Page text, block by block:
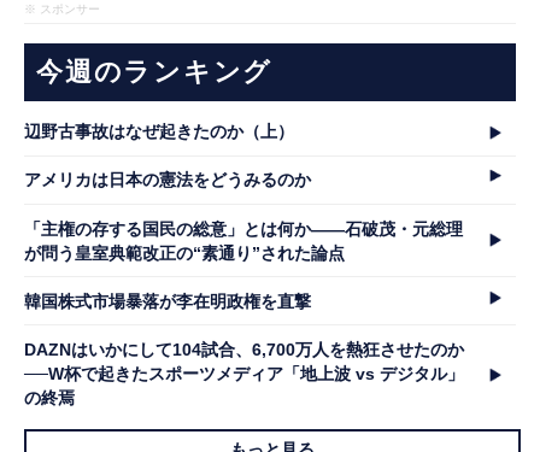
※ スポンサー
今週のランキング
辺野古事故はなぜ起きたのか（上）
アメリカは日本の憲法をどうみるのか
「主権の存する国民の総意」とは何か――石破茂・元総理
が問う皇室典範改正の“素通り”された論点
韓国株式市場暴落が李在明政権を直撃
DAZNはいかにして104試合、6,700万人を熱狂させたのか
──W杯で起きたスポーツメディア「地上波 vs デジタル」
の終焉